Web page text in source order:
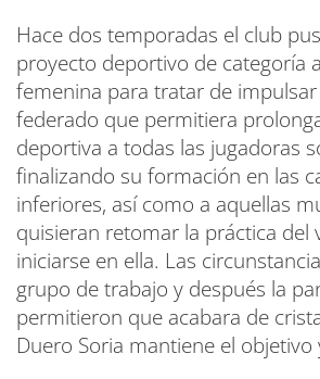
Hace dos temporadas el club
proyecto deportivo de categoría
femenina para tratar de
federado que permitiera
deportiva a todas las jugadoras
finalizando su formación en las
inferiores, así como a aquellas
quisieran retomar la práctica del
iniciarse en ella. Las
grupo de trabajo y después la
permitieron que acabara de
Duero Soria mantiene el objetivo